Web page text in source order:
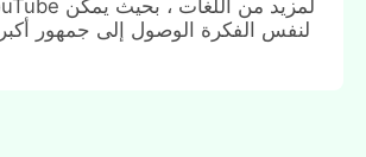
لنفس الفكرة الوصول إلى جمهور أكبر